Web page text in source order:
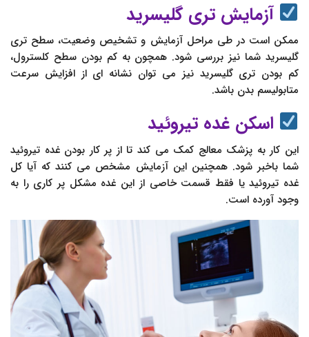
آزمایش تری گلیسرید
ممکن است در طی مراحل آزمایش و تشخیص وضعیت، سطح تری
گلیسرید شما نیز بررسی شود. همچون به کم بودن سطح کلسترول،
کم بودن تری گلیسرید نیز می توان نشانه ای از افزایش سرعت
متابولیسم بدن باشد.
اسکن غده تیروئید
این کار به پزشک معالج کمک می کند تا از پر کار بودن غده تیروئید
شما باخبر شود. همچنین این آزمایش مشخص می کنند که آیا کل
غده تیروئید یا فقط قسمت خاصی از این غده مشکل پر کاری را به
وجود آورده است.